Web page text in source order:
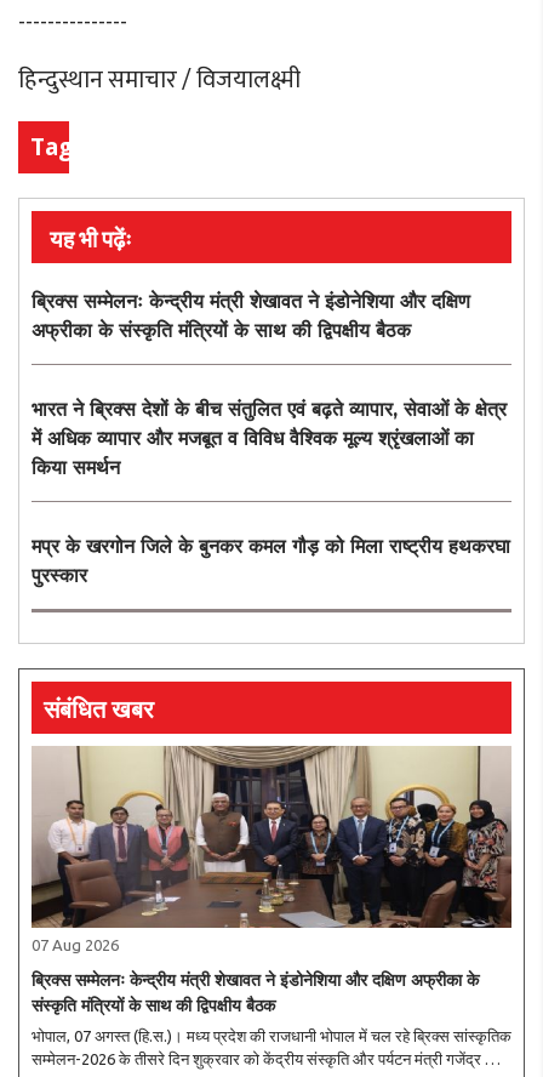
---------------
हिन्दुस्थान समाचार / विजयालक्ष्मी
Tags
यह भी पढ़ेंः
ब्रिक्स सम्मेलनः केन्द्रीय मंत्री शेखावत ने इंडोनेशिया और दक्षिण
अफ्रीका के संस्कृति मंत्रियों के साथ की द्विपक्षीय बैठक
भारत ने ब्रिक्स देशों के बीच संतुलित एवं बढ़ते व्यापार, सेवाओं के क्षेत्र
में अधिक व्यापार और मजबूत व विविध वैश्विक मूल्य श्रृंखलाओं का
किया समर्थन
मप्र के खरगोन जिले के बुनकर कमल गौड़ को मिला राष्ट्रीय हथकरघा
पुरस्कार
संबंधित खबर
07 Aug 2026
ब्रिक्स सम्मेलनः केन्द्रीय मंत्री शेखावत ने इंडोनेशिया और दक्षिण अफ्रीका के
संस्कृति मंत्रियों के साथ की द्विपक्षीय बैठक
भोपाल, 07 अगस्त (हि.स.)। मध्य प्रदेश की राजधानी भोपाल में चल रहे ब्रिक्स सांस्कृतिक
सम्मेलन-2026 के तीसरे दिन शुक्रवार को केंद्रीय संस्कृति और पर्यटन मंत्री गजेंद्र सिंह